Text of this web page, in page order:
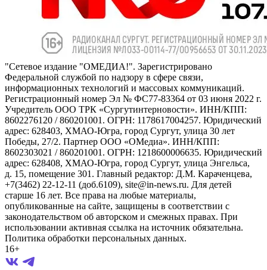
"Сетевое издание "ОМЕДИА!". Зарегистрировано
Федеральной службой по надзору в сфере связи,
информационных технологий и массовых коммуникаций.
Регистрационный номер Эл № ФС77-83364 от 03 июня 2022 г.
Учредитель ООО ТРК «Сургутинтерновости». ИНН/КПП:
8602276120 / 860201001. ОГРН: 1178617004257. Юридический
адрес: 628403, ХМАО-Югра, город Сургут, улица 30 лет
Победы, 27/2. Партнер ООО «ОМедиа». ИНН/КПП:
8602303021 / 860201001. ОГРН: 1218600006635. Юридический
адрес: 628408, ХМАО-Югра, город Сургут, улица Энгельса,
д. 15, помещение 301. Главный редактор: Д.М. Караченцева,
+7(3462) 22-12-11 (доб.6109), site@in-news.ru. Для детей
старше 16 лет. Все права на любые материалы,
опубликованные на сайте, защищены в соответствии с
законодательством об авторском и смежных правах. При
использовании активная ссылка на источник обязательна.
Политика обработки персональных данных.
16+